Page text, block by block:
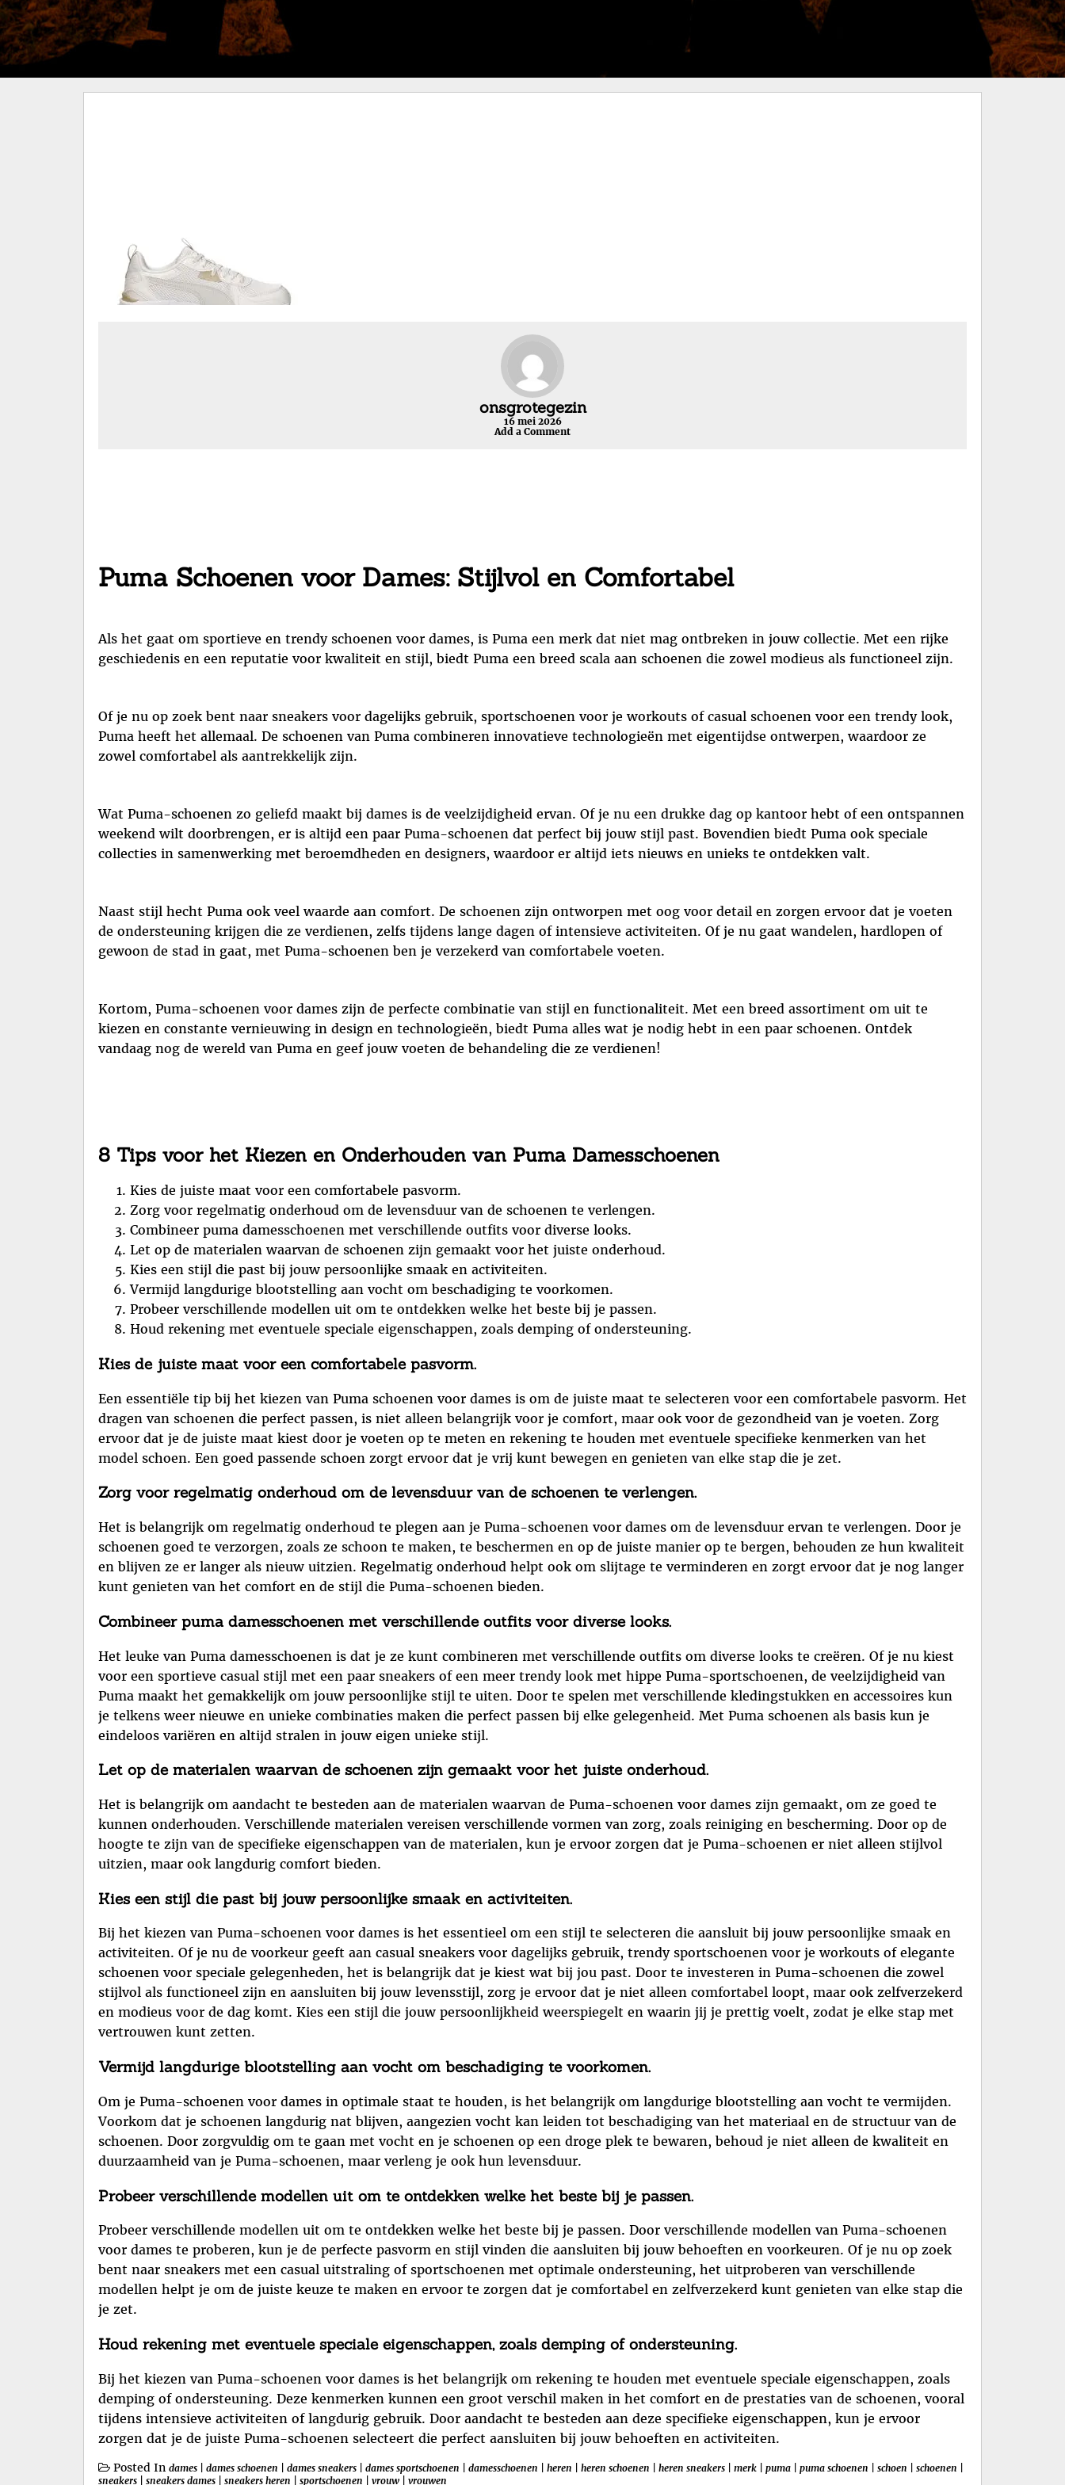
onsgrotegezin
16 mei 2026
Add a Comment
Puma Schoenen voor Dames: Stijlvol en Comfortabel
Als het gaat om sportieve en trendy schoenen voor dames, is Puma een merk dat niet mag ontbreken in jouw collectie. Met een rijke
geschiedenis en een reputatie voor kwaliteit en stijl, biedt Puma een breed scala aan schoenen die zowel modieus als functioneel zijn.
Of je nu op zoek bent naar sneakers voor dagelijks gebruik, sportschoenen voor je workouts of casual schoenen voor een trendy look,
Puma heeft het allemaal. De schoenen van Puma combineren innovatieve technologieën met eigentijdse ontwerpen, waardoor ze
zowel comfortabel als aantrekkelijk zijn.
Wat Puma-schoenen zo geliefd maakt bij dames is de veelzijdigheid ervan. Of je nu een drukke dag op kantoor hebt of een ontspannen
weekend wilt doorbrengen, er is altijd een paar Puma-schoenen dat perfect bij jouw stijl past. Bovendien biedt Puma ook speciale
collecties in samenwerking met beroemdheden en designers, waardoor er altijd iets nieuws en unieks te ontdekken valt.
Naast stijl hecht Puma ook veel waarde aan comfort. De schoenen zijn ontworpen met oog voor detail en zorgen ervoor dat je voeten
de ondersteuning krijgen die ze verdienen, zelfs tijdens lange dagen of intensieve activiteiten. Of je nu gaat wandelen, hardlopen of
gewoon de stad in gaat, met Puma-schoenen ben je verzekerd van comfortabele voeten.
Kortom, Puma-schoenen voor dames zijn de perfecte combinatie van stijl en functionaliteit. Met een breed assortiment om uit te
kiezen en constante vernieuwing in design en technologieën, biedt Puma alles wat je nodig hebt in een paar schoenen. Ontdek
vandaag nog de wereld van Puma en geef jouw voeten de behandeling die ze verdienen!
8 Tips voor het Kiezen en Onderhouden van Puma Damesschoenen
Kies de juiste maat voor een comfortabele pasvorm.
Zorg voor regelmatig onderhoud om de levensduur van de schoenen te verlengen.
Combineer puma damesschoenen met verschillende outfits voor diverse looks.
Let op de materialen waarvan de schoenen zijn gemaakt voor het juiste onderhoud.
Kies een stijl die past bij jouw persoonlijke smaak en activiteiten.
Vermijd langdurige blootstelling aan vocht om beschadiging te voorkomen.
Probeer verschillende modellen uit om te ontdekken welke het beste bij je passen.
Houd rekening met eventuele speciale eigenschappen, zoals demping of ondersteuning.
Kies de juiste maat voor een comfortabele pasvorm.
Een essentiële tip bij het kiezen van Puma schoenen voor dames is om de juiste maat te selecteren voor een comfortabele pasvorm. Het
dragen van schoenen die perfect passen, is niet alleen belangrijk voor je comfort, maar ook voor de gezondheid van je voeten. Zorg
ervoor dat je de juiste maat kiest door je voeten op te meten en rekening te houden met eventuele specifieke kenmerken van het
model schoen. Een goed passende schoen zorgt ervoor dat je vrij kunt bewegen en genieten van elke stap die je zet.
Zorg voor regelmatig onderhoud om de levensduur van de schoenen te verlengen.
Het is belangrijk om regelmatig onderhoud te plegen aan je Puma-schoenen voor dames om de levensduur ervan te verlengen. Door je
schoenen goed te verzorgen, zoals ze schoon te maken, te beschermen en op de juiste manier op te bergen, behouden ze hun kwaliteit
en blijven ze er langer als nieuw uitzien. Regelmatig onderhoud helpt ook om slijtage te verminderen en zorgt ervoor dat je nog langer
kunt genieten van het comfort en de stijl die Puma-schoenen bieden.
Combineer puma damesschoenen met verschillende outfits voor diverse looks.
Het leuke van Puma damesschoenen is dat je ze kunt combineren met verschillende outfits om diverse looks te creëren. Of je nu kiest
voor een sportieve casual stijl met een paar sneakers of een meer trendy look met hippe Puma-sportschoenen, de veelzijdigheid van
Puma maakt het gemakkelijk om jouw persoonlijke stijl te uiten. Door te spelen met verschillende kledingstukken en accessoires kun
je telkens weer nieuwe en unieke combinaties maken die perfect passen bij elke gelegenheid. Met Puma schoenen als basis kun je
eindeloos variëren en altijd stralen in jouw eigen unieke stijl.
Let op de materialen waarvan de schoenen zijn gemaakt voor het juiste onderhoud.
Het is belangrijk om aandacht te besteden aan de materialen waarvan de Puma-schoenen voor dames zijn gemaakt, om ze goed te
kunnen onderhouden. Verschillende materialen vereisen verschillende vormen van zorg, zoals reiniging en bescherming. Door op de
hoogte te zijn van de specifieke eigenschappen van de materialen, kun je ervoor zorgen dat je Puma-schoenen er niet alleen stijlvol
uitzien, maar ook langdurig comfort bieden.
Kies een stijl die past bij jouw persoonlijke smaak en activiteiten.
Bij het kiezen van Puma-schoenen voor dames is het essentieel om een stijl te selecteren die aansluit bij jouw persoonlijke smaak en
activiteiten. Of je nu de voorkeur geeft aan casual sneakers voor dagelijks gebruik, trendy sportschoenen voor je workouts of elegante
schoenen voor speciale gelegenheden, het is belangrijk dat je kiest wat bij jou past. Door te investeren in Puma-schoenen die zowel
stijlvol als functioneel zijn en aansluiten bij jouw levensstijl, zorg je ervoor dat je niet alleen comfortabel loopt, maar ook zelfverzekerd
en modieus voor de dag komt. Kies een stijl die jouw persoonlijkheid weerspiegelt en waarin jij je prettig voelt, zodat je elke stap met
vertrouwen kunt zetten.
Vermijd langdurige blootstelling aan vocht om beschadiging te voorkomen.
Om je Puma-schoenen voor dames in optimale staat te houden, is het belangrijk om langdurige blootstelling aan vocht te vermijden.
Voorkom dat je schoenen langdurig nat blijven, aangezien vocht kan leiden tot beschadiging van het materiaal en de structuur van de
schoenen. Door zorgvuldig om te gaan met vocht en je schoenen op een droge plek te bewaren, behoud je niet alleen de kwaliteit en
duurzaamheid van je Puma-schoenen, maar verleng je ook hun levensduur.
Probeer verschillende modellen uit om te ontdekken welke het beste bij je passen.
Probeer verschillende modellen uit om te ontdekken welke het beste bij je passen. Door verschillende modellen van Puma-schoenen
voor dames te proberen, kun je de perfecte pasvorm en stijl vinden die aansluiten bij jouw behoeften en voorkeuren. Of je nu op zoek
bent naar sneakers met een casual uitstraling of sportschoenen met optimale ondersteuning, het uitproberen van verschillende
modellen helpt je om de juiste keuze te maken en ervoor te zorgen dat je comfortabel en zelfverzekerd kunt genieten van elke stap die
je zet.
Houd rekening met eventuele speciale eigenschappen, zoals demping of ondersteuning.
Bij het kiezen van Puma-schoenen voor dames is het belangrijk om rekening te houden met eventuele speciale eigenschappen, zoals
demping of ondersteuning. Deze kenmerken kunnen een groot verschil maken in het comfort en de prestaties van de schoenen, vooral
tijdens intensieve activiteiten of langdurig gebruik. Door aandacht te besteden aan deze specifieke eigenschappen, kun je ervoor
zorgen dat je de juiste Puma-schoenen selecteert die perfect aansluiten bij jouw behoeften en activiteiten.
Posted In dames dames schoenen dames sneakers dames sportschoenen damesschoenen heren heren schoenen heren sneakers merk puma puma schoenen schoen schoenen
sneakers
sneakers dames sneakers heren sportschoenen vrouw vrouwen